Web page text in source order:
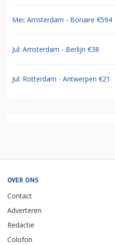
Mei: Amsterdam - Bonaire €594
Jul: Amsterdam - Berlijn €38
Jul: Rotterdam - Antwerpen €21
OVER ONS
Contact
Adverteren
Redactie
Colofon